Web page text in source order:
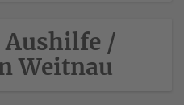
Aushilfe /
Weitnau